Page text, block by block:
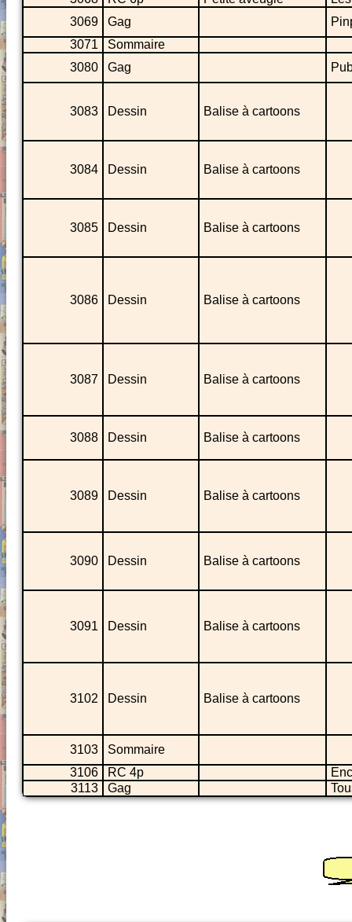
3069
Gag
3071
Sommaire
3080
Gag
3083 Dessin Balise à cartoons
3084 Dessin Balise à cartoons
3085 Dessin Balise à cartoons
3086 Dessin Balise à cartoons
3087 Dessin Balise à cartoons
3088 Dessin Balise à cartoons
3089 Dessin Balise à cartoons
3090 Dessin Balise à cartoons
3091 Dessin Balise à cartoons
3102 Dessin Balise à cartoons
3103
Sommaire
3106
RC 4p
3113
Gag